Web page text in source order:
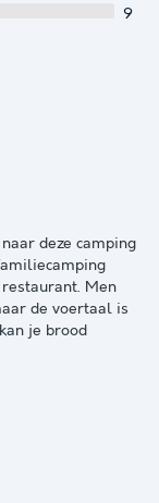
9
deze camping
Men
de voertaal is
je brood